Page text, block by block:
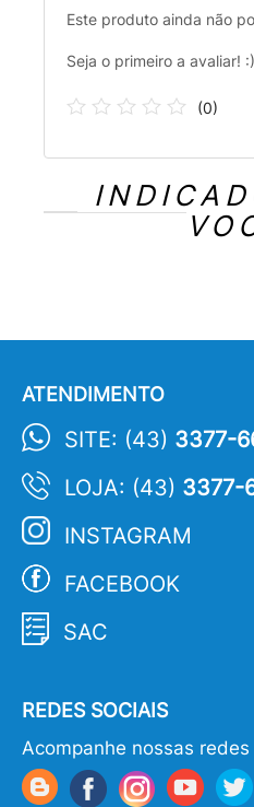
Este produto ainda não
Seja o primeiro a avaliar! :)
(0)
ATENDIMENTO
SITE: (43) 3377-
LOJA: (43) 3377-
INSTAGRAM
FACEBOOK
SAC
REDES SOCIAIS
Acompanhe nossas redes